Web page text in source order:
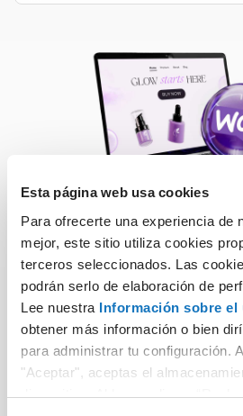
Esta página web usa cookies
Para ofrecerte una experiencia de
mejor, este sitio utiliza cookies
terceros seleccionados. Las
podrán serlo de elaboración de
Lee nuestra Información sobre el
obtener más información o bien
para administrar tu configuración.
"Aceptar", aceptas el
dispositivo. Al hacer clic en
Hosting
El Hosting WooCommerce
ideal para el diseño, la gestión
sitios de e-commerce rápidos,
gestión, gracias a las funciones
recursos dedicados y controles